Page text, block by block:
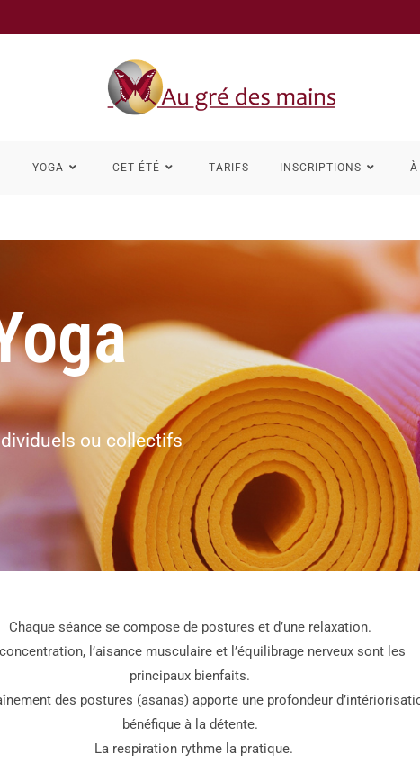
YOGA CET ÉTÉ TARIFS INSCRIPTIONS À
ou collectifs
Chaque séance se compose de postures et d’une relaxation.
l’aisance musculaire et l’équilibrage nerveux sont les
principaux bienfaits.
des postures (asanas) apporte une profondeur
bénéfique à la détente.
La respiration rythme la pratique.